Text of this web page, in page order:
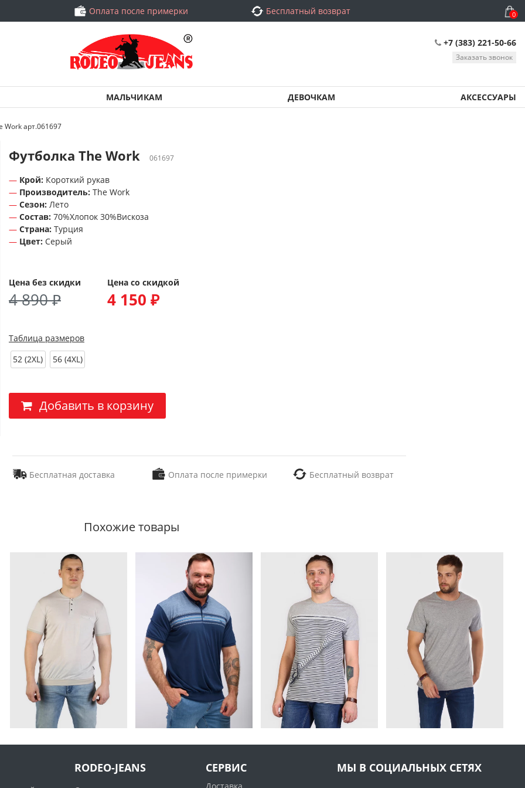
Оплата после примерки Бесплатный возврат 0
+7 (383) 221-50-66
Заказать звонок
МАЛЬЧИКАМ ДЕВОЧКАМ АКСЕССУАРЫ
Work арт.061697
Футболка The Work 061697
Крой: Короткий рукав
Производитель: The Work
Сезон: Лето
Состав: 70%Хлопок 30%Вискоза
Страна: Турция
Цвет: Серый
Цена без скидки
4 890 ₽
Цена со скидкой
4 150 ₽
Таблица размеров
52 (2XL)
56 (4XL)
Добавить в корзину
Бесплатная доставка Оплата после примерки Бесплатный возврат
Похожие товары
RODEO-JEANS СЕРВИС МЫ В СОЦИАЛЬНЫХ СЕТЯХ